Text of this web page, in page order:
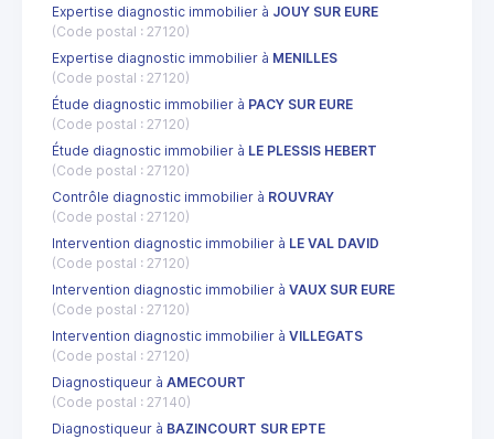
Expertise diagnostic immobilier à JOUY SUR EURE
(Code postal : 27120)
Expertise diagnostic immobilier à MENILLES
(Code postal : 27120)
Étude diagnostic immobilier à PACY SUR EURE
(Code postal : 27120)
Étude diagnostic immobilier à LE PLESSIS HEBERT
(Code postal : 27120)
Contrôle diagnostic immobilier à ROUVRAY
(Code postal : 27120)
Intervention diagnostic immobilier à LE VAL DAVID
(Code postal : 27120)
Intervention diagnostic immobilier à VAUX SUR EURE
(Code postal : 27120)
Intervention diagnostic immobilier à VILLEGATS
(Code postal : 27120)
Diagnostiqueur à AMECOURT
(Code postal : 27140)
Diagnostiqueur à BAZINCOURT SUR EPTE